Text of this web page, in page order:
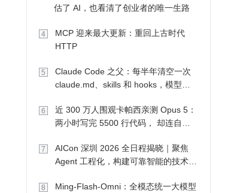
估了 AI，也看清了创业者的唯一生路
4
MCP 迎来最大更新：重回上古时代
HTTP
5
Claude Code 之父：每半年清空一次
claude.md、skills 和 hooks，模型自
6
近 300 万人围观卡帕西亲测 Opus 5：
两小时写完 5500 行代码， 却连自己
7
AICon 深圳 2026 全日程揭晓｜聚焦
Agent 工程化，构建可靠智能的技术路
8
Ming-Flash-Omni：全模态统一大模型